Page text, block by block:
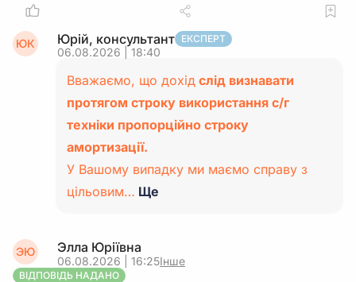
ЮК Юрій, консультант ЕКСПЕРТ
06.08.2026 | 18:40
Вважаємо, що дохід слід визнавати
протягом строку використання с/г
техніки пропорційно строку
амортизації.
У Вашому випадку ми маємо справу з
цільовим… Ще
ЭЮ Элла Юріївна
06.08.2026 | 16:25Інше
ВІДПОВІДЬ НАДАНО